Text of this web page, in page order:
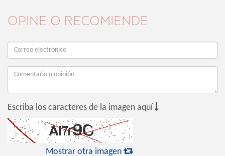
OPINE O RECOMIENDE
Escriba los caracteres de la imagen aquí 
Mostrar otra imagen 